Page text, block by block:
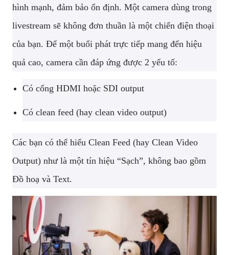
hình mạnh, đảm bảo ổn định. Một camera dùng trong
livestream sẽ không đơn thuần là một chiến điện thoại
của bạn. Để một buổi phát trực tiếp mang đến hiệu
quả cao, camera cần đáp ứng được 2 yếu tố:
Có cổng HDMI hoặc SDI output
Có clean feed (hay clean video output)
Các bạn có thể hiểu Clean Feed (hay Clean Video
Output) như là một tín hiệu “Sạch”, không bao gồm
Đồ hoạ và Text.